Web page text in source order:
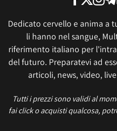
Dedicato cervello e anima a
li hanno nel sangue,
riferimento italiano per
del futuro. Preparatevi ad
articoli, news, video,
Tutti i prezzi sono validi al
fai click o acquisti qualcosa,